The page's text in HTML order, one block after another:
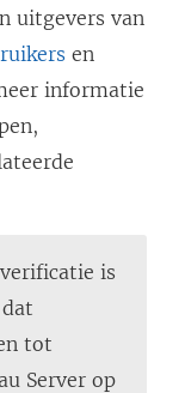
uitgevers van
en
informatie
is
tot
Server op